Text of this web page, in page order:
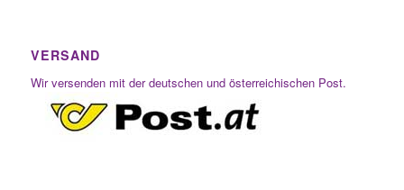
VERSAND
Wir versenden mit der deutschen und österreichischen Post.